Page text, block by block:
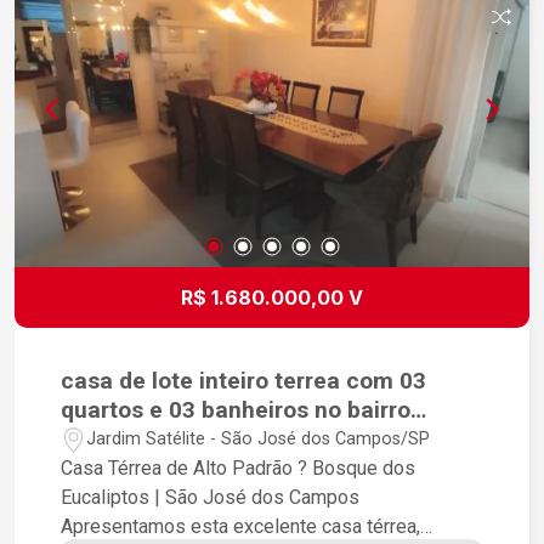
R$ 1.680.000,00 V
casa de lote inteiro terrea com 03
quartos e 03 banheiros no bairro
jardim, satelite em sao jose dos
campos
Jardim Satélite - São José dos Campos/SP
Casa Térrea de Alto Padrão ? Bosque dos
Eucaliptos | São José dos Campos
Apresentamos esta excelente casa térrea,